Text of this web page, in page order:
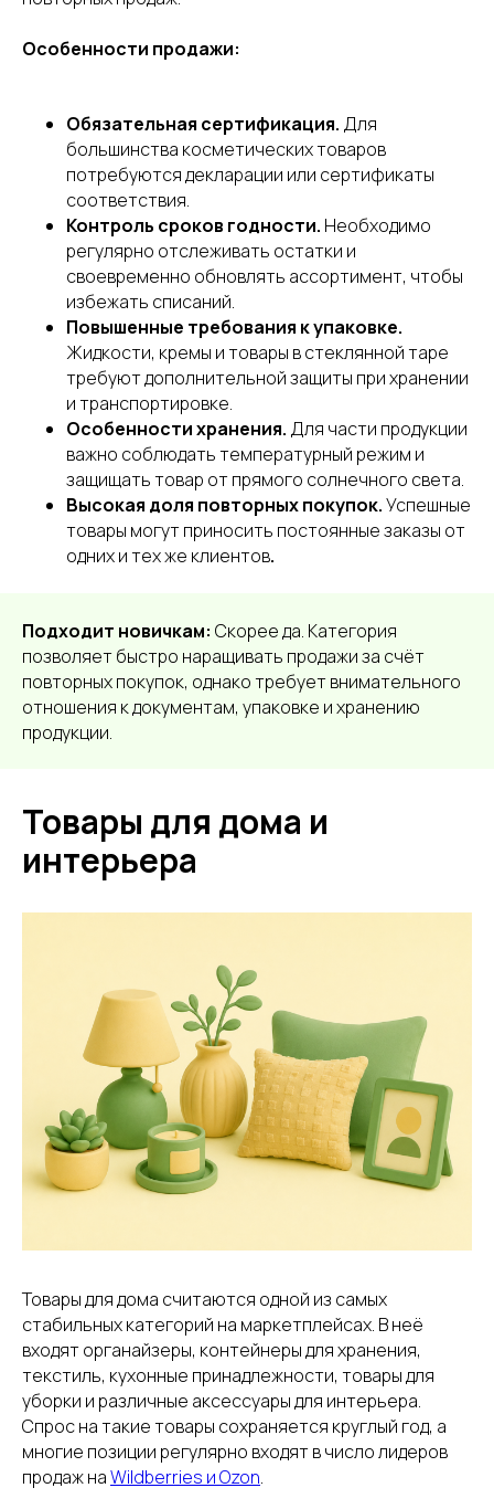
Особенности продажи:
Обязательная сертификация. Для
большинства косметических товаров
потребуются декларации или сертификаты
соответствия.
Контроль сроков годности. Необходимо
регулярно отслеживать остатки и
своевременно обновлять ассортимент, чтобы
избежать списаний.
Повышенные требования к упаковке.
Жидкости, кремы и товары в стеклянной таре
требуют дополнительной защиты при хранении
и транспортировке.
Особенности хранения. Для части продукции
важно соблюдать температурный режим и
защищать товар от прямого солнечного света.
Высокая доля повторных покупок.Успешные
товары могут приносить постоянные заказы от
одних и тех же клиентов.
Подходит новичкам: Скорее да. Категория
позволяет быстро наращивать продажи за счёт
повторных покупок, однако требует внимательного
отношения к документам, упаковке и хранению
продукции.
Товары для дома и
интерьера
Товары для дома считаются одной из самых
стабильных категорий на маркетплейсах. В неё
входят органайзеры, контейнеры для хранения,
текстиль, кухонные принадлежности, товары для
уборки и различные аксессуары для интерьера.
Спрос на такие товары сохраняется круглый год, а
многие позиции регулярно входят в число лидеров
продаж наWildberries и Ozon.
Не знаете, с чего начать
работу с фулфилментом?
Проконсультируем
бесплатно
Подробнее можно прочитать в
Политике
ПОЛУЧИТЬ КОНСУЛЬТАЦИЮ